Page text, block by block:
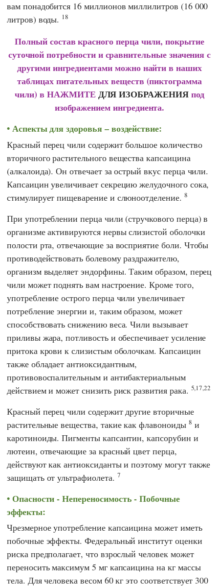
вам понадобится 16 миллионов миллилитров (16 000
литров) воды. 18
Полный состав красного перца чили, покрытие
суточной потребности и сравнительные значения с
другими ингредиентами можно найти в наших
таблицах питательных веществ (пиктограмма
чили) в НАЖМИТЕ ДЛЯ ИЗОБРАЖЕНИЯ под
изображением ингредиента.
Аспекты для здоровья – воздействие:
Красный перец чили содержит большое количество
вторичного растительного вещества капсаицина
(алкалоида). Он отвечает за острый вкус перца чили.
Капсаицин увеличивает секрецию желудочного сока,
стимулирует пищеварение и слюноотделение. 8
При употреблении перца чили (стручкового перца) в
организме активируются нервы слизистой оболочки
полости рта, отвечающие за восприятие боли. Чтобы
противодействовать болевому раздражителю,
организм выделяет эндорфины. Таким образом, перец
чили может поднять вам настроение. Кроме того,
употребление острого перца чили увеличивает
потребление энергии и, таким образом, может
способствовать снижению веса. Чили вызывает
приливы жара, потливость и обеспечивает усиление
притока крови к слизистым оболочкам. Капсаицин
также обладает антиоксидантным,
противовоспалительным и антибактериальным
действием и может снизить риск развития рака. 5,17,22
Красный перец чили содержит другие вторичные
растительные вещества, такие как флавоноиды 8 и
каротиноиды. Пигменты капсантин, капсорубин и
лютеин, отвечающие за красный цвет перца,
действуют как антиоксиданты и поэтому могут также
защищать от ультрафиолета. 7
Опасности - Непереносимость - Побочные
эффекты:
Чрезмерное употребление капсаицина может иметь
побочные эффекты.Федеральный институт оценки
рискапредполагает, что взрослый человек может
переносить максимум 5 мг капсаицина на кг массы
тела. Для человека весом 60 кг это соответствует 300